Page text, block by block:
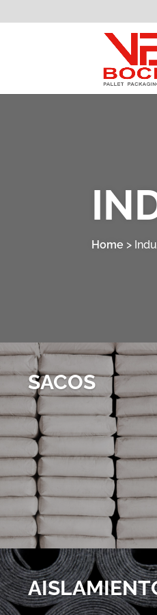
Home >
SACOS